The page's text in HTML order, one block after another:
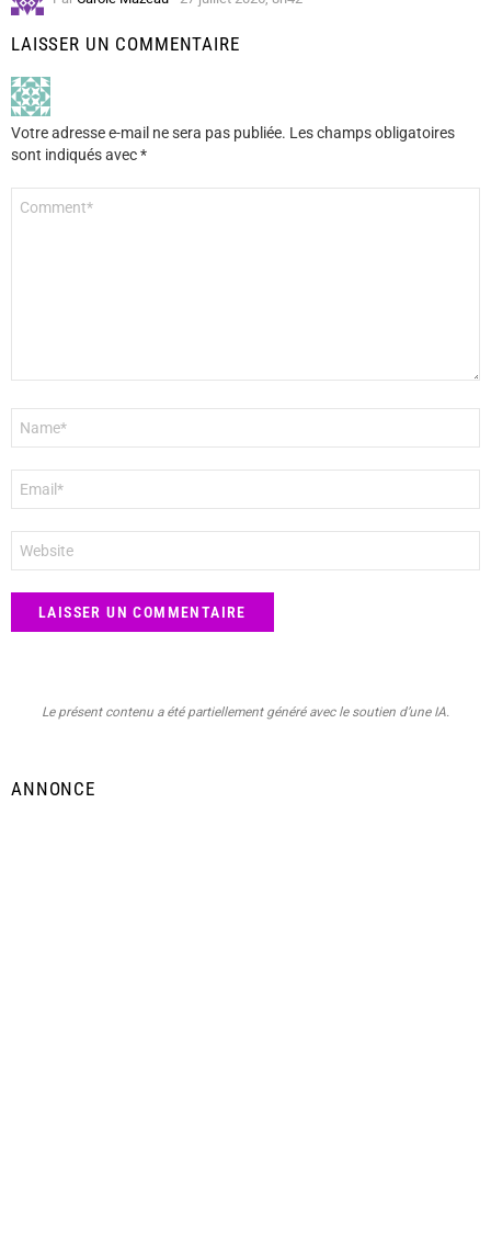
LAISSER UN COMMENTAIRE
Votre adresse e-mail ne sera pas publiée. Les champs obligatoires
sont indiqués avec*
mail
*
web
Le présent contenu a été partiellement généré avec le soutien d’une IA.
ANNONCE